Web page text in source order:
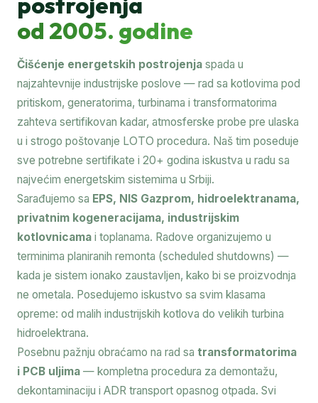
od 2005. godine
Čišćenje energetskih postrojenja spada u
najzahtevnije industrijske poslove — rad sa kotlovima pod
pritiskom, generatorima, turbinama i transformatorima
zahteva sertifikovan kadar, atmosferske probe pre ulaska
u i strogo poštovanje LOTO procedura. Naš tim poseduje
sve potrebne sertifikate i 20+ godina iskustva u radu sa
najvećim energetskim sistemima u Srbiji.
Sarađujemo sa EPS, NIS Gazprom, hidroelektranama,
privatnim kogeneracijama, industrijskim
kotlovnicama i toplanama. Radove organizujemo u
terminima planiranih remonta (scheduled shutdowns) —
kada je sistem ionako zaustavljen, kako bi se proizvodnja
ne ometala. Posedujemo iskustvo sa svim klasama
opreme: od malih industrijskih kotlova do velikih turbina
hidroelektrana.
Posebnu pažnju obraćamo na rad sa transformatorima
i PCB uljima — kompletna procedura za demontažu,
dekontaminaciju i ADR transport opasnog otpada. Svi